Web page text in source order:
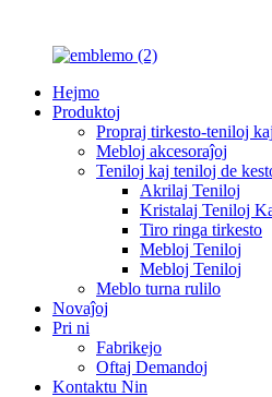
Hejmo
Produktoj
Propraj tirkesto-teniloj
Mebloj akcesoraĵoj
Teniloj kaj teniloj de
Akrilaj Teniloj
Kristalaj Teniloj
Tiro ringa tirkesto
Mebloj Teniloj
Mebloj Teniloj
Meblo turna rulilo
Novaĵoj
Pri ni
Fabrikejo
Oftaj Demandoj
Kontaktu Nin